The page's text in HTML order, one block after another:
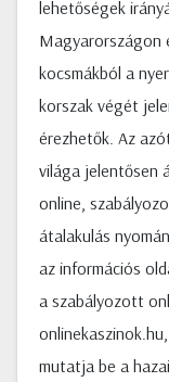
lehetőségek
Magyarországon
kocsmákból a
korszak végét
érezhetők. Az
világa jelentősen
online,
átalakulás
az információs
a szabályozott
mutatja be a